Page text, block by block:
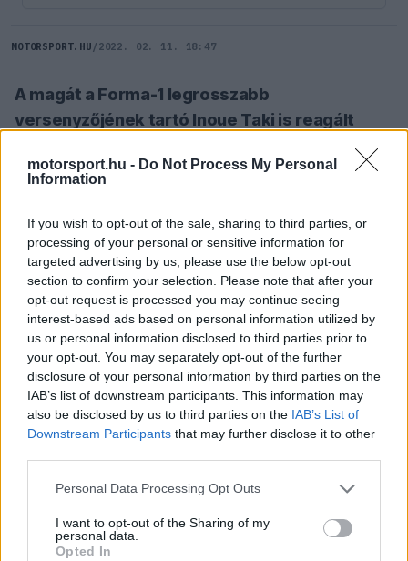
motorsport.hu - Do Not Process My Personal
Information
If you wish to opt-out of the sale, sharing to third parties, or
processing of your personal or sensitive information for
targeted advertising by us, please use the below opt-out
section to confirm your selection. Please note that after your
opt-out request is processed you may continue seeing
interest-based ads based on personal information utilized by
us or personal information disclosed to third parties prior to
your opt-out. You may separately opt-out of the further
disclosure of your personal information by third parties on the
IAB’s list of downstream participants. This information may
also be disclosed by us to third parties on the IAB’s List of
Downstream Participants that may further disclose it to other
Please note that this website/app uses one or more Google
not limited to your visit or usage behaviour. You may click to
grant or deny consent to Google and its third-party tags to
Personal Data Processing Opt Outs
I want to opt-out of the Sharing of my
personal data.
Opted In
MOTORSPORT.HU / 2022. 02. 11. 18:47
A magát a Forma-1 legrosszabb
versenyzőjének tartó Inoue Taki is reagált
Lewis Hamilton visszatérésérére, mondván ő
is elment, de visszatért.
SZÓLJ HOZZÁ TE IS!
Mint ismert,Lewis Hamilton megtörte a közel
kéthónapos csendjét a közösségi médiában, és
arról posztolt, hogy elment, de visszatért – ezzel
biztossá téve, hogy ott lesz a 2022-es Forma-1-
es rajtrácson.
A kép nagyon népszerű, egy órán belül több mint
1 millión kedvelték az Instagramon, erre pedig a
magát minden idők legrosszabb Forma-1-es
versenyzőjének tartó Inoue Taki is reagált. A